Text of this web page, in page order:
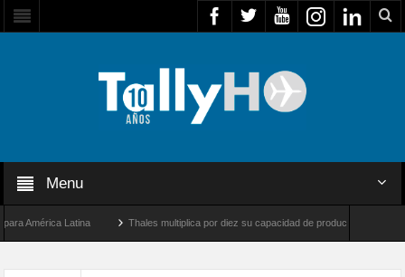
Menu
América Latina Thales multiplica por diez su capacidad de producción de radares